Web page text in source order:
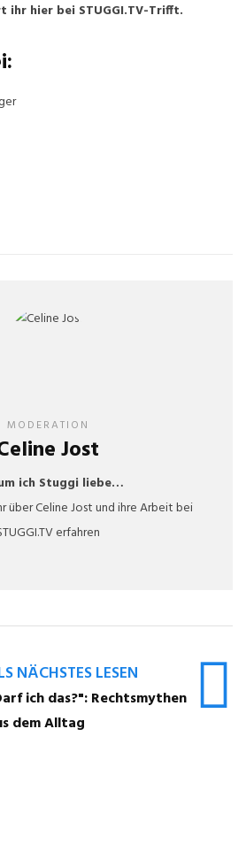
ihr hier bei STUGGI.TV-Trifft.
MODERATION
Jost
ich Stuggi liebe…
über Celine Jost und ihre Arbeit bei
erfahren
NÄCHSTES LESEN
ich das?": Rechtsmythen
dem Alltag